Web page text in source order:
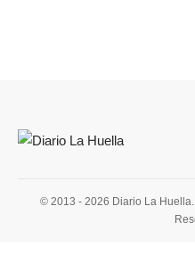
© 2013 - 2026 Diario La